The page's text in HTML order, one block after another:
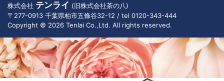
株式会社 テンライ (旧株式会社茶の八)
〒277-0913 千葉県柏市五條谷32-12 / tel 0120-343-444
Copyright © 2026 Tenlai Co.,Ltd. All rights reserved.